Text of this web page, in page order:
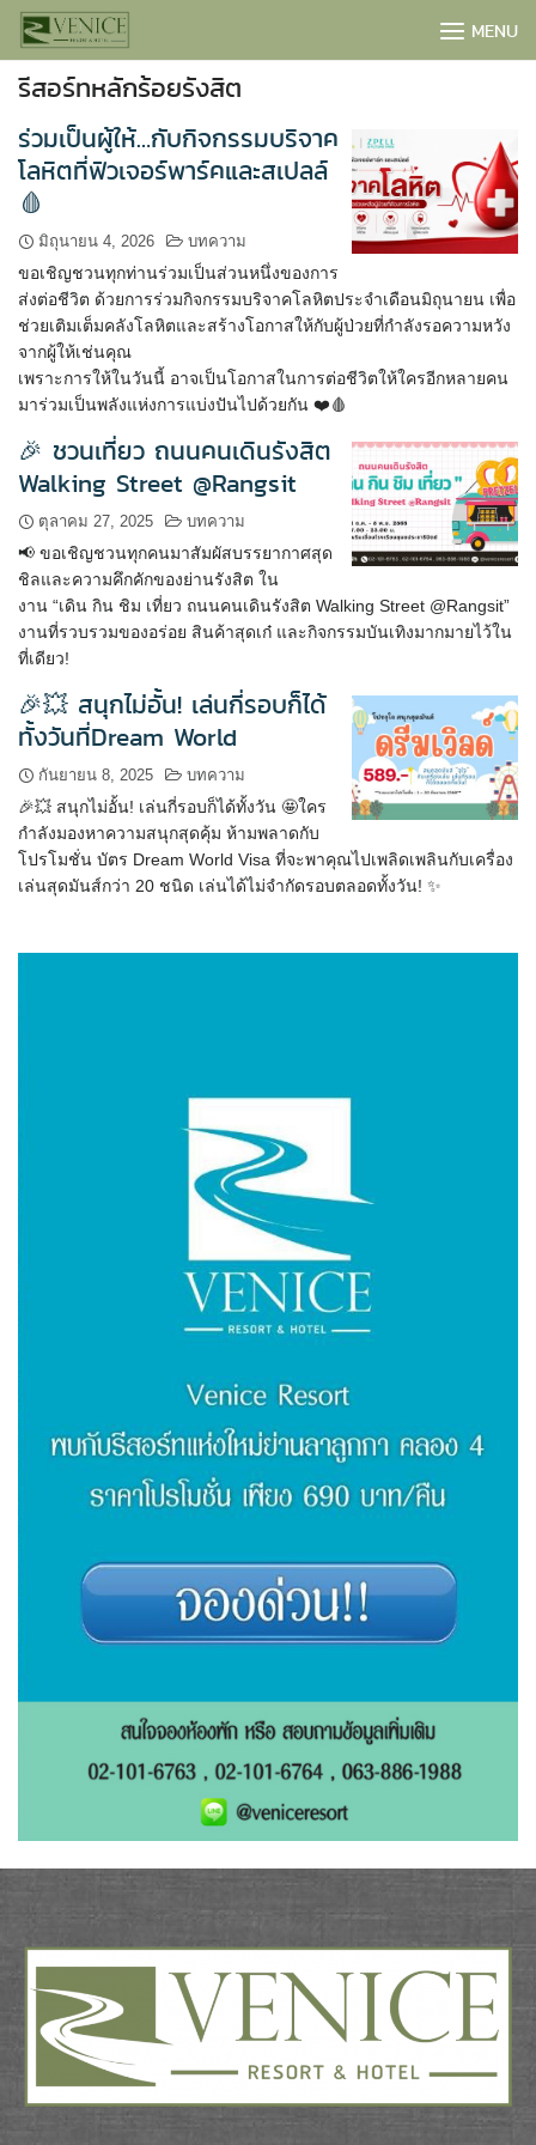
Skip
content
BOOK NOW
MENU
รีสอร์ทหลักร้อยรังสิต
ร่วมเป็นผู้ให้…กับกิจกรรมบริจาค
โลหิตที่ฟิวเจอร์พาร์คและสเปลล์
🩸
มิถุนายน 4, 2026 บทความ
ขอเชิญชวนทุกท่านร่วมเป็นส่วนหนึ่งของการ
ส่งต่อชีวิต ด้วยการร่วมกิจกรรมบริจาคโลหิตประจำเดือนมิถุนายน เพื่อ
ช่วยเติมเต็มคลังโลหิตและสร้างโอกาสให้กับผู้ป่วยที่กำลังรอความหวัง
จากผู้ให้เช่นคุณ
เพราะการให้ในวันนี้ อาจเป็นโอกาสในการต่อชีวิตให้ใครอีกหลายคน
มาร่วมเป็นพลังแห่งการแบ่งปันไปด้วยกัน ❤️🩸
🎉 ชวนเที่ยว ถนนคนเดินรังสิต
Walking Street @Rangsit
ตุลาคม 27, 2025 บทความ
📢 ขอเชิญชวนทุกคนมาสัมผัสบรรยากาศสุด
ชิลและความคึกคักของย่านรังสิต ใน
งาน “เดิน กิน ชิม เที่ยว ถนนคนเดินรังสิต Walking Street @Rangsit”
งานที่รวบรวมของอร่อย สินค้าสุดเก๋ และกิจกรรมบันเทิงมากมายไว้ใน
ที่เดียว!
🎉💥 สนุกไม่อั้น! เล่นกี่รอบก็ได้
ทั้งวันที่Dream World
กันยายน 8, 2025 บทความ
🎉💥 สนุกไม่อั้น! เล่นกี่รอบก็ได้ทั้งวัน 🤩ใคร
กำลังมองหาความสนุกสุดคุ้ม ห้ามพลาดกับ
โปรโมชั่น บัตร Dream World Visa ที่จะพาคุณไปเพลิดเพลินกับเครื่อง
เล่นสุดมันส์กว่า 20 ชนิด เล่นได้ไม่จำกัดรอบตลอดทั้งวัน! ✨